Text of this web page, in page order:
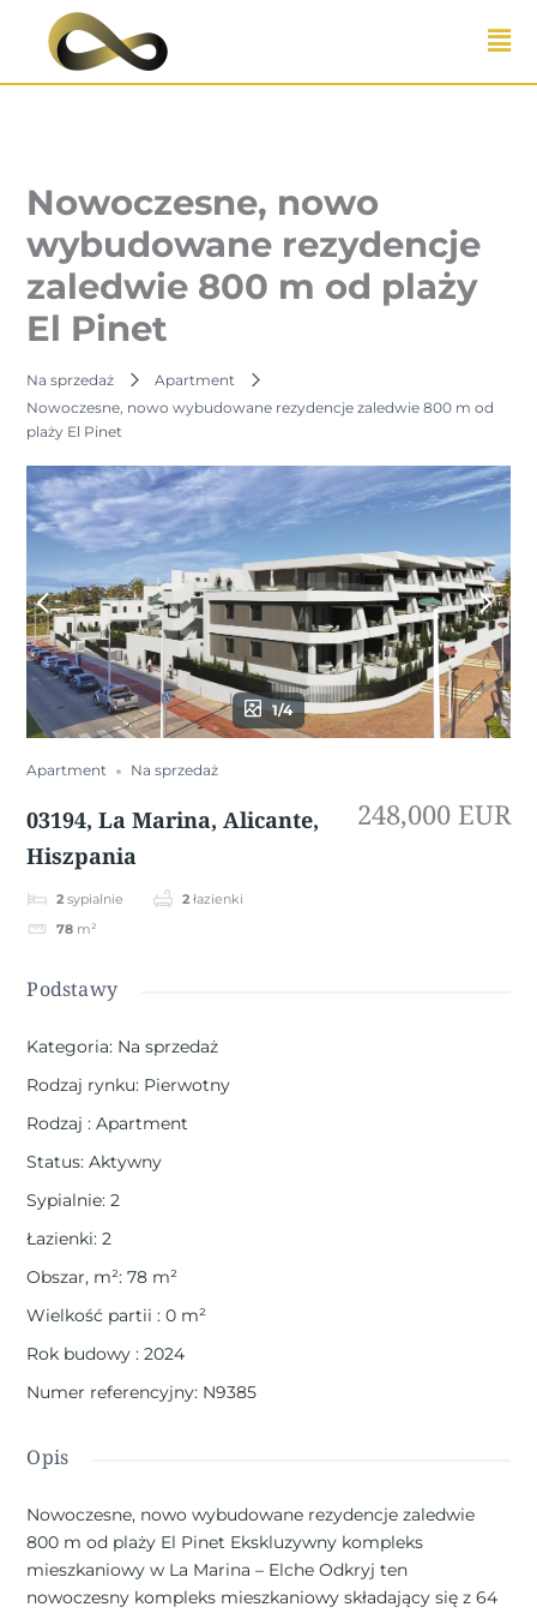
Przejdź
Nowoczesne, nowo
wybudowane rezydencje
zaledwie 800 m od plaży
El Pinet
Na sprzedaż
Apartment
Nowoczesne, nowo wybudowane rezydencje zaledwie 800 m od
plaży El Pinet
1/4
Apartment Na sprzedaż
03194, La Marina, Alicante,
Hiszpania
2 sypialnie 2 łazienki
78 m²
248,000 EUR
Podstawy
Kategoria: Na sprzedaż
Rodzaj rynku: Pierwotny
Rodzaj: Apartment
Status: Aktywny
Sypialnie: 2
Łazienki: 2
Obszar, m²: 78 m²
Wielkość partii: 0 m²
Rok budowy: 2024
Numer referencyjny: N9385
Opis
Nowoczesne, nowo wybudowane rezydencje zaledwie
800 m od plaży El Pinet Ekskluzywny kompleks
mieszkaniowy w La Marina – Elche Odkryj ten
nowoczesny kompleks mieszkaniowy składający się z 64